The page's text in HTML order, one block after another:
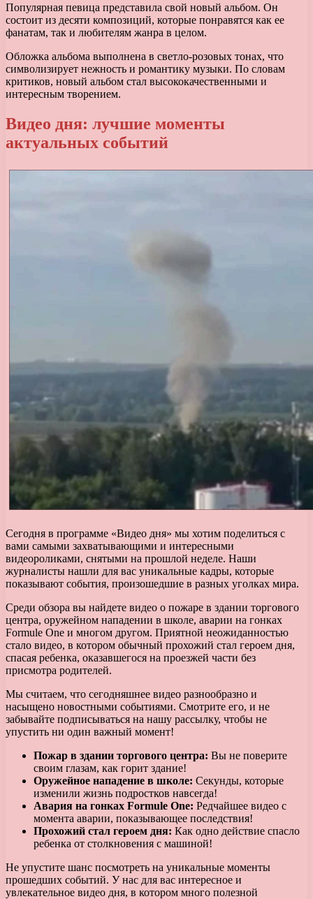
Популярная певица представила свой новый альбом. Он
состоит из десяти композиций, которые понравятся как ее
фанатам, так и любителям жанра в целом.
Обложка альбома выполнена в светло-розовых тонах, что
символизирует нежность и романтику музыки. По словам
критиков, новый альбом стал высококачественными и
интересным творением.
Видео дня: лучшие моменты
актуальных событий
Сегодня в программе «Видео дня» мы хотим поделиться с
вами самыми захватывающими и интересными
видеороликами, снятыми на прошлой неделе. Наши
журналисты нашли для вас уникальные кадры, которые
показывают события, произошедшие в разных уголках мира.
Среди обзора вы найдете видео о пожаре в здании торгового
центра, оружейном нападении в школе, аварии на гонках
Formule One и многом другом. Приятной неожиданностью
стало видео, в котором обычный прохожий стал героем дня,
спасая ребенка, оказавшегося на проезжей части без
присмотра родителей.
Мы считаем, что сегодняшнее видео разнообразно и
насыщено новостными событиями. Смотрите его, и не
забывайте подписываться на нашу рассылку, чтобы не
упустить ни один важный момент!
Пожар в здании торгового центра: Вы не поверите
своим глазам, как горит здание!
Оружейное нападение в школе: Секунды, которые
изменили жизнь подростков навсегда!
Авария на гонках Formule One: Редчайшее видео с
момента аварии, показывающее последствия!
Прохожий стал героем дня: Как одно действие спасло
ребенка от столкновения с машиной!
Не упустите шанс посмотреть на уникальные моменты
прошедших событий. У нас для вас интересное и
увлекательное видео дня, в котором много полезной